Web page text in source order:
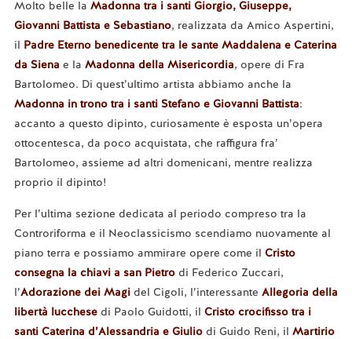
Molto belle la Madonna tra i santi Giorgio, Giuseppe,
Giovanni Battista e Sebastiano, realizzata da Amico Aspertini,
il Padre Eterno benedicente tra le sante Maddalena e Caterina
da Siena e la Madonna della Misericordia, opere di Fra
Bartolomeo. Di quest’ultimo artista abbiamo anche la
Madonna in trono tra i santi Stefano e Giovanni Battista:
accanto a questo dipinto, curiosamente è esposta un’opera
ottocentesca, da poco acquistata, che raffigura fra’
Bartolomeo, assieme ad altri domenicani, mentre realizza
proprio il dipinto!
Per l’ultima sezione dedicata al periodo compreso tra la
Controriforma e il Neoclassicismo scendiamo nuovamente al
piano terra e possiamo ammirare opere come il Cristo
consegna la chiavi a san Pietrodi Federico Zuccari,
l’Adorazione dei Magidel Cigoli, l’interessante Allegoria della
libertà lucchesedi Paolo Guidotti, il Cristo crocifisso tra i
santi Caterina d’Alessandria e Giuliodi Guido Reni, il Martirio